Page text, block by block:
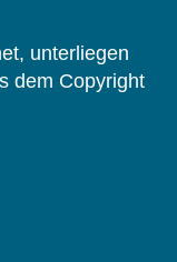
unterliegen
dem Copyright